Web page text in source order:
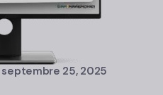
septembre 25, 2025